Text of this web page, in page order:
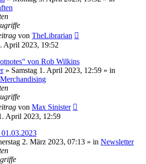
von TheLibrarian
April 2023, 19:52
von Rob Wilkins
» Samstag 1. April 2023, 12:59 » in
von Max Sinister
April 2023, 12:59
2. März 2023, 07:13 » in Newsletter